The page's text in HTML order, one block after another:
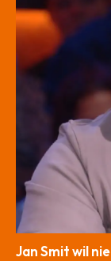
Jan Smit wil